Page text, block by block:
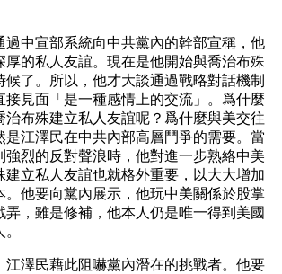
中宣部系統向中共黨內的幹部宣稱，他
厚的私人友誼。現在是他開始與喬治布殊
候了。所以，他才大談通過戰略對話機制
接見面「是一種感情上的交流」。爲什麼
治布殊建立私人友誼呢？爲什麼與美交往
是江澤民在中共內部高層鬥爭的需要。當
強烈的反對聲浪時，他對進一步熟絡中美
建立私人友誼也就格外重要，以大大增加
。他要向黨內展示，他玩中美關係於股掌
弄，雖是修補，他本人仍是唯一得到美國
澤民藉此阻嚇黨內潛在的挑戰者。他要